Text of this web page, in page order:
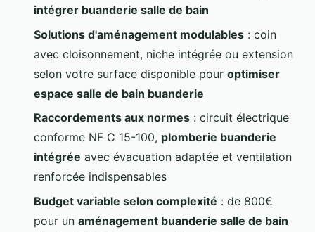
intégrer buanderie salle de bain
Solutions d'aménagement modulables : coin
avec cloisonnement, niche intégrée ou extension
selon votre surface disponible pour optimiser
espace salle de bain buanderie
Raccordements aux normes : circuit électrique
conforme NF C 15-100, plomberie buanderie
intégrée avec évacuation adaptée et ventilation
renforcée indispensables
Budget variable selon complexité : de 800€
pour un aménagement buanderie salle de bain